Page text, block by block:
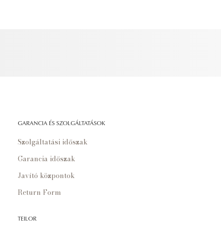
GARANCIA ÉS SZOLGÁLTATÁSOK
Szolgáltatási időszak
Garancia időszak
Javító központok
Return Form
TEILOR